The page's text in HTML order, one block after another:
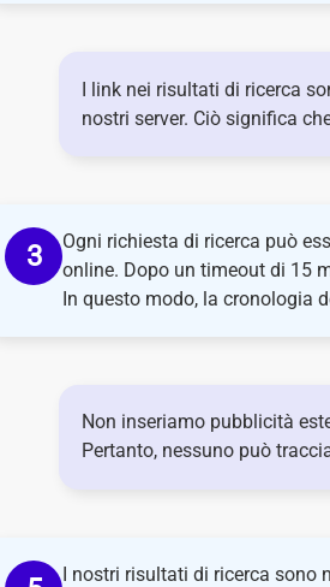
I link nei risultati di ricerca
nostri server. Ciò significa
Ogni richiesta di ricerca può
online. Dopo un timeout di 15
In questo modo, la cronologia
Non inseriamo pubblicità
Pertanto, nessuno può
I nostri risultati di ricerca sono